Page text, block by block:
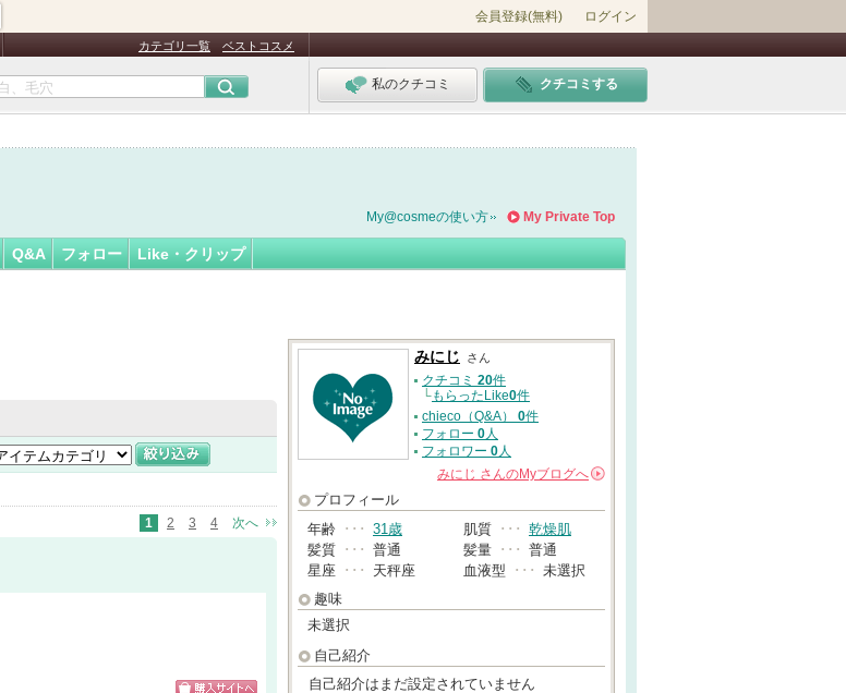
会員登録(無料) ログイン
カテゴリ一覧 ベストコスメ
私のクチコミ クチコミする
My Private Top
My@cosmeの使い方
Q&A フォロー Like・クリップ
1 2 3 4 次へ
みにじ さん
クチコミ 20件
└もらったLike0件
chieco（Q&A） 0件
フォロー 0人
フォロワー 0人
みにじ さんのMyブログへ
プロフィール
年齢 ･･･ 31歳 肌質 ･･･ 乾燥肌
髪質 ･･･ 普通 髪量 ･･･ 普通
星座 ･･･ 天秤座 血液型 ･･･ 未選択
趣味
未選択
自己紹介
自己紹介はまだ設定されていません